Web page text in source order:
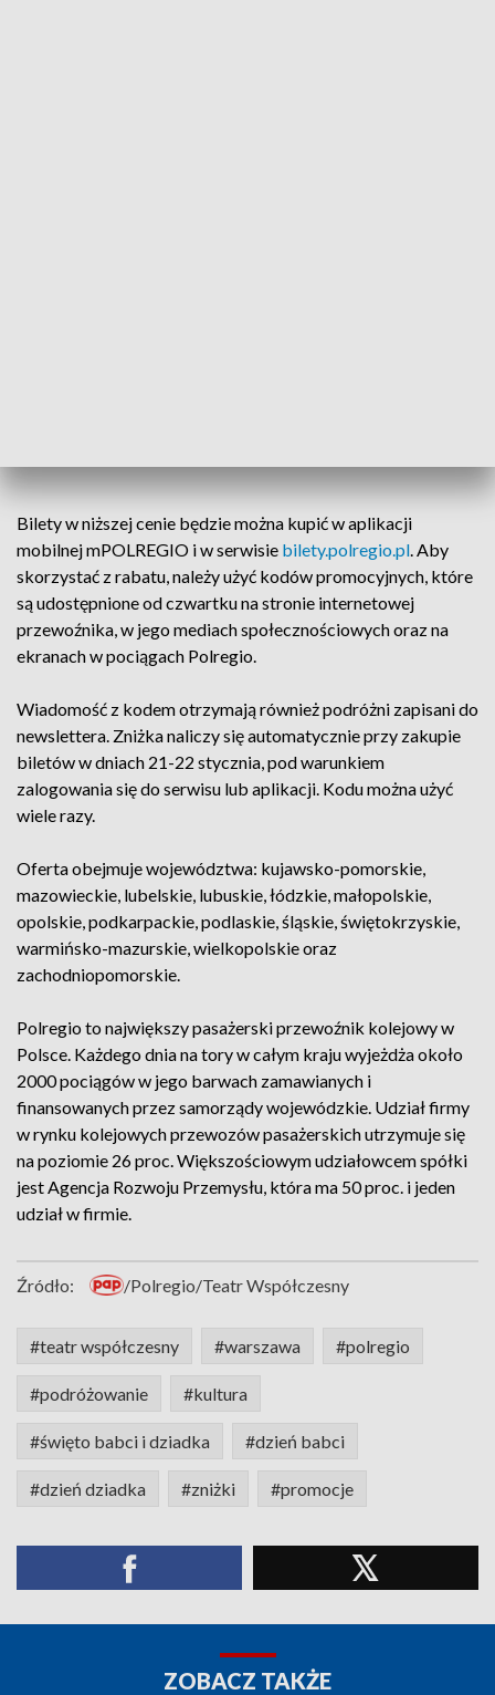
Bilety w niższej cenie będzie można kupić w aplikacji
mobilnej mPOLREGIO i w serwisie bilety.polregio.pl. Aby
skorzystać z rabatu, należy użyć kodów promocyjnych, które
są udostępnione od czwartku na stronie internetowej
przewoźnika, w jego mediach społecznościowych oraz na
ekranach w pociągach Polregio.
Wiadomość z kodem otrzymają również podróżni zapisani do
newslettera. Zniżka naliczy się automatycznie przy zakupie
biletów w dniach 21-22 stycznia, pod warunkiem
zalogowania się do serwisu lub aplikacji. Kodu można użyć
wiele razy.
Oferta obejmuje województwa: kujawsko-pomorskie,
mazowieckie, lubelskie, lubuskie, łódzkie, małopolskie,
opolskie, podkarpackie, podlaskie, śląskie, świętokrzyskie,
warmińsko-mazurskie, wielkopolskie oraz
zachodniopomorskie.
Polregio to największy pasażerski przewoźnik kolejowy w
Polsce. Każdego dnia na tory w całym kraju wyjeżdża około
2000 pociągów w jego barwach zamawianych i
finansowanych przez samorządy wojewódzkie. Udział firmy
w rynku kolejowych przewozów pasażerskich utrzymuje się
na poziomie 26 proc. Większościowym udziałowcem spółki
jest Agencja Rozwoju Przemysłu, która ma 50 proc. i jeden
udział w firmie.
Źródło: /Polregio/Teatr Współczesny
#teatr współczesny #warszawa #polregio
#podróżowanie #kultura
#święto babci i dziadka #dzień babci
#dzień dziadka #zniżki #promocje
ZOBACZ TAKŻE